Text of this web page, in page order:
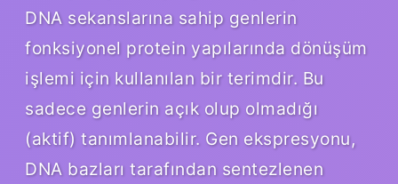
DNA sekanslarına sahip genlerin
fonksiyonel protein yapılarında dönüşüm
işlemi için kullanılan bir terimdir. Bu
sadece genlerin açık olup olmadığı
(aktif) tanımlanabilir. Gen ekspresyonu,
DNA bazları tarafından sentezlenen